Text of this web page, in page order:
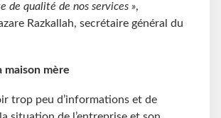
de qualité de nos services »,
Razkallah, secrétaire général du
maison mère
trop peu d’informations et de